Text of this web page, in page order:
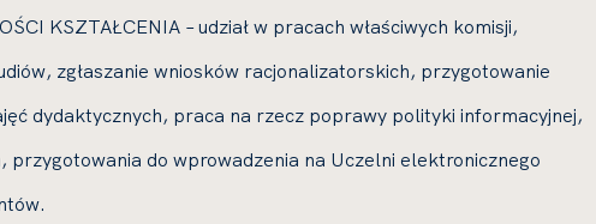
KSZTAŁCENIA – udział w pracach właściwych komisji,
zgłaszanie wniosków racjonalizatorskich, przygotowanie
dydaktycznych, praca na rzecz poprawy polityki informacyjnej,
przygotowania do wprowadzenia na Uczelni elektronicznego